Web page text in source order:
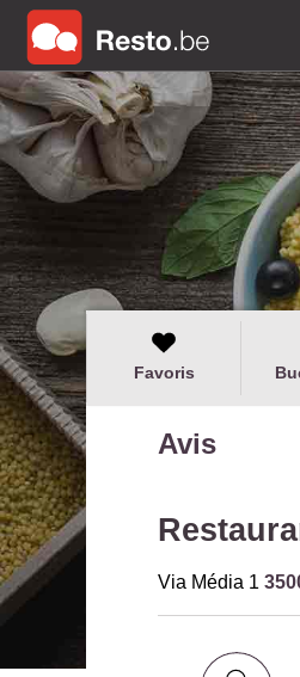
Favoris
Avis
Via Média 1